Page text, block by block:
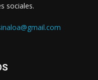
sociales.